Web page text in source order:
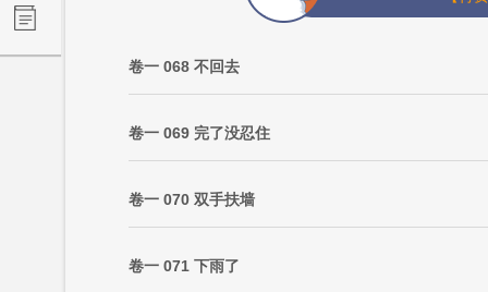
卷一 068 不回去
卷一 069 完了没忍住
卷一 070 双手扶墙
卷一 071 下雨了